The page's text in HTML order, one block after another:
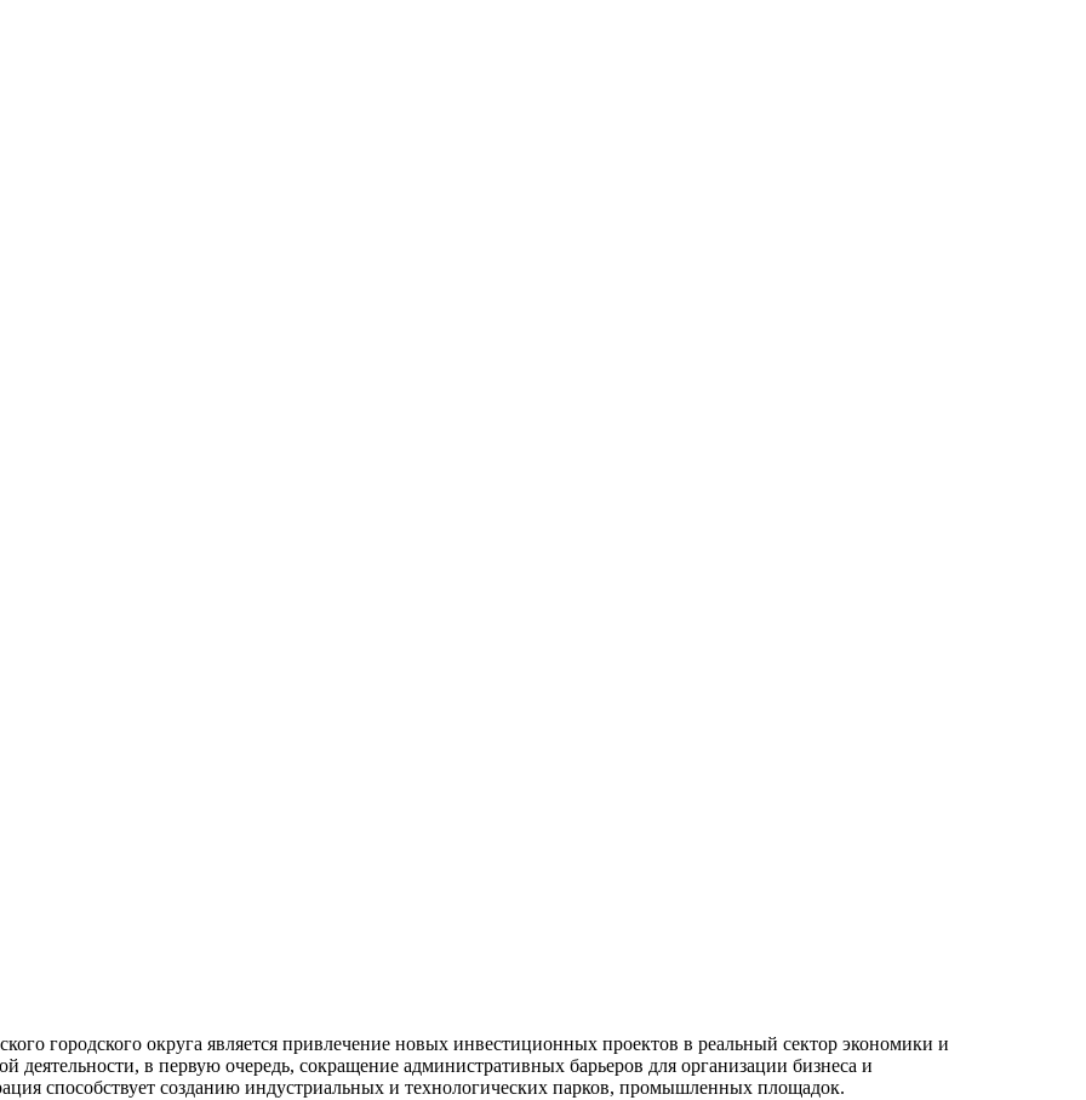
городского округа является привлечение новых инвестиционных проектов в реальный сектор экономики и
деятельности, в первую очередь, сокращение административных барьеров для организации бизнеса и
способствует созданию индустриальных и технологических парков, промышленных площадок.